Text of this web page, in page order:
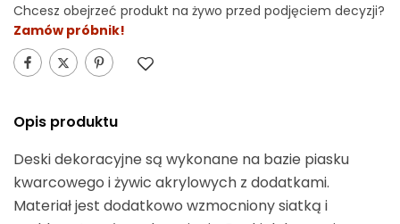
Chcesz obejrzeć produkt na żywo przed podjęciem decyzji?
Zamów próbnik!
Opis produktu
Deski dekoracyjne są wykonane na bazie piasku
kwarcowego i żywic akrylowych z dodatkami.
Materiał jest dodatkowo wzmocniony siatką i